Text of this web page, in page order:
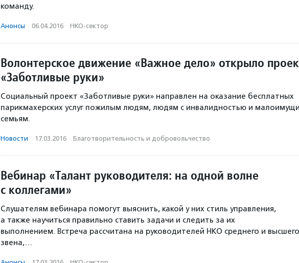
команду.
Анонсы · 06.04.2016 · НКО-сектор
Волонтерское движение «Важное дело» открыло
«Заботливые руки»
Социальный проект «Заботливые руки» направлен на оказание бесплатных
парикмахерских услуг пожилым людям, людям с инвалидностью и
семьям.
Новости · 17.03.2016 · Благотвори­тель­ность и доброволь­чест­во
Вебинар «Талант руководителя: на одной волне
с коллегами»
Слушателям вебинара помогут выяснить, какой у них стиль управления,
а также научиться правильно ставить задачи и следить за их
выполнением. Встреча рассчитана на руководителей НКО среднего и высшего
звена,…